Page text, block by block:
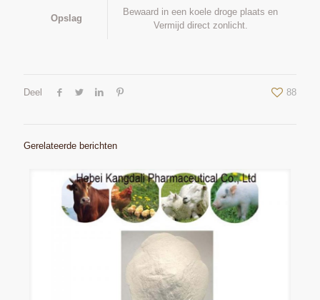
Opslag
Bewaard in een koele droge plaats en
Vermijd direct zonlicht.
Deel 88
Gerelateerde berichten